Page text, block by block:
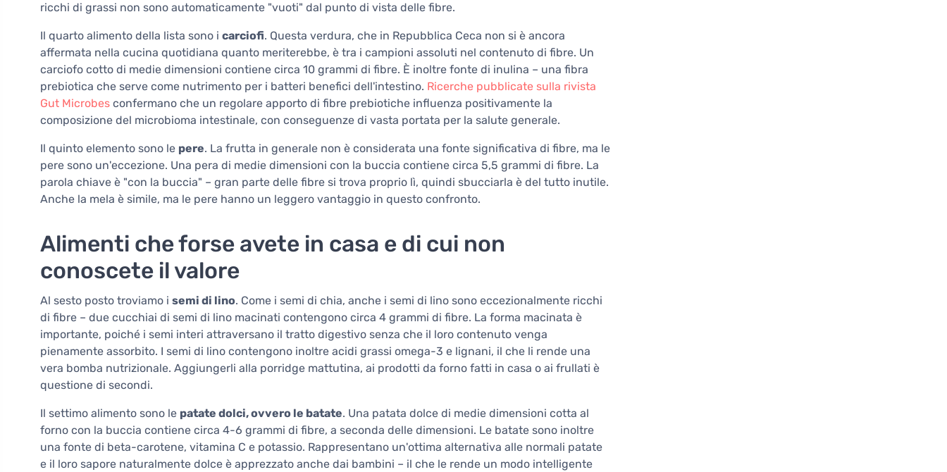
ricchi di grassi non sono automaticamente "vuoti" dal punto di vista delle fibre.
Il quarto alimento della lista sono i carciofi. Questa verdura, che in Repubblica Ceca non si è ancora
affermata nella cucina quotidiana quanto meriterebbe, è tra i campioni assoluti nel contenuto di fibre. Un
carciofo cotto di medie dimensioni contiene circa 10 grammi di fibre. È inoltre fonte di inulina – una fibra
prebiotica che serve come nutrimento per i batteri benefici dell'intestino. Ricerche pubblicate sulla rivista
Gut Microbes confermano che un regolare apporto di fibre prebiotiche influenza positivamente la
composizione del microbioma intestinale, con conseguenze di vasta portata per la salute generale.
Il quinto elemento sono le pere. La frutta in generale non è considerata una fonte significativa di fibre, ma le
pere sono un'eccezione. Una pera di medie dimensioni con la buccia contiene circa 5,5 grammi di fibre. La
parola chiave è "con la buccia" – gran parte delle fibre si trova proprio lì, quindi sbucciarla è del tutto inutile.
Anche la mela è simile, ma le pere hanno un leggero vantaggio in questo confronto.
Alimenti che forse avete in casa e di cui non
conoscete il valore
Al sesto posto troviamo i semi di lino. Come i semi di chia, anche i semi di lino sono eccezionalmente ricchi
di fibre – due cucchiai di semi di lino macinati contengono circa 4 grammi di fibre. La forma macinata è
importante, poiché i semi interi attraversano il tratto digestivo senza che il loro contenuto venga
pienamente assorbito. I semi di lino contengono inoltre acidi grassi omega-3 e lignani, il che li rende una
vera bomba nutrizionale. Aggiungerli alla porridge mattutina, ai prodotti da forno fatti in casa o ai frullati è
questione di secondi.
Il settimo alimento sono le patate dolci, ovvero le batate. Una patata dolce di medie dimensioni cotta al
forno con la buccia contiene circa 4-6 grammi di fibre, a seconda delle dimensioni. Le batate sono inoltre
una fonte di beta-carotene, vitamina C e potassio. Rappresentano un'ottima alternativa alle normali patate
e il loro sapore naturalmente dolce è apprezzato anche dai bambini – il che le rende un modo intelligente